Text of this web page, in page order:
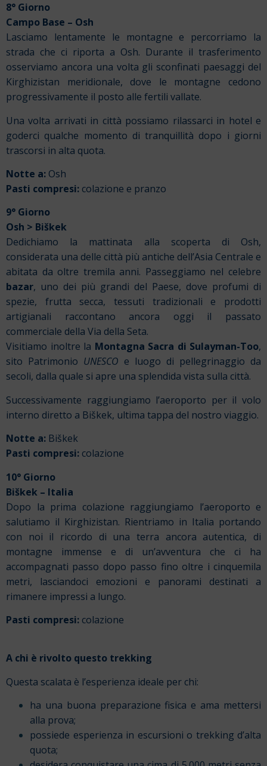
8° Giorno
Campo Base – Osh
Lasciamo lentamente le montagne e percorriamo la
strada che ci riporta a Osh. Durante il trasferimento
osserviamo ancora una volta gli sconfinati paesaggi del
Kirghizistan meridionale, dove le montagne cedono
progressivamente il posto alle fertili vallate.
Una volta arrivati in città possiamo rilassarci in hotel e
goderci qualche momento di tranquillità dopo i giorni
trascorsi in alta quota.
Notte a: Osh
Pasti compresi: colazione e pranzo
9° Giorno
Osh > Biškek
Dedichiamo la mattinata alla scoperta di Osh,
considerata una delle città più antiche dell’Asia Centrale e
abitata da oltre tremila anni. Passeggiamo nel celebre
bazar, uno dei più grandi del Paese, dove profumi di
spezie, frutta secca, tessuti tradizionali e prodotti
artigianali raccontano ancora oggi il passato
commerciale della Via della Seta.
Visitiamo inoltre la Montagna Sacra di Sulayman-Too,
sito Patrimonio UNESCO e luogo di pellegrinaggio da
secoli, dalla quale si apre una splendida vista sulla città.
Successivamente raggiungiamo l’aeroporto per il volo
interno diretto a Biškek, ultima tappa del nostro viaggio.
Notte a: Biškek
Pasti compresi: colazione
10° Giorno
Biškek – Italia
Dopo la prima colazione raggiungiamo l’aeroporto e
salutiamo il Kirghizistan. Rientriamo in Italia portando
con noi il ricordo di una terra ancora autentica, di
montagne immense e di un’avventura che ci ha
accompagnati passo dopo passo fino oltre i cinquemila
metri, lasciandoci emozioni e panorami destinati a
rimanere impressi a lungo.
Pasti compresi: colazione
A chi è rivolto questo trekking
Questa scalata è l’esperienza ideale per chi:
ha una buona preparazione fisica e ama mettersi
alla prova;
possiede esperienza in escursioni o trekking d’alta
quota;